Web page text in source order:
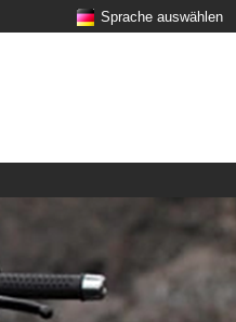
Sprache auswählen